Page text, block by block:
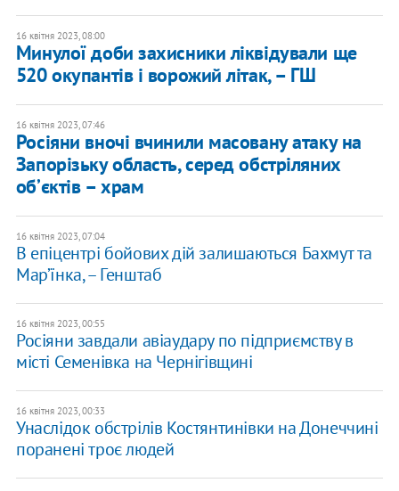
16 квітня 2023, 08:00
Минулої доби захисники ліквідували ще
520 окупантів і ворожий літак, – ГШ
16 квітня 2023, 07:46
Росіяни вночі вчинили масовану атаку на
Запорізьку область, серед обстріляних
обʼєктів – храм
16 квітня 2023, 07:04
В епіцентрі бойових дій залишаються Бахмут та
Мар’їнка, – Генштаб
16 квітня 2023, 00:55
Росіяни завдали авіаудару по підприємству в
місті Семенівка на Чернігівщині
16 квітня 2023, 00:33
Унаслідок обстрілів Костянтинівки на Донеччині
поранені троє людей